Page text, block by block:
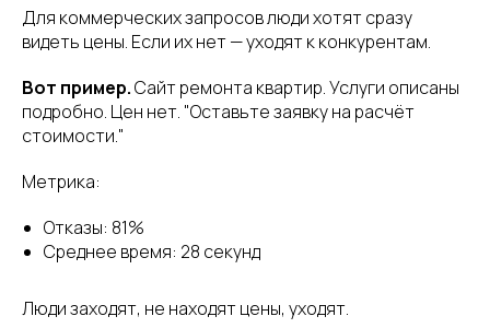
Для коммерческих запросов люди хотят сразу
видеть цены. Если их нет — уходят к конкурентам.
Вот пример.Сайт ремонта квартир. Услуги описаны
подробно. Цен нет. "Оставьте заявку на расчёт
стоимости."
Метрика:
Отказы: 81%
Среднее время: 28 секунд
Люди заходят, не находят цены, уходят.